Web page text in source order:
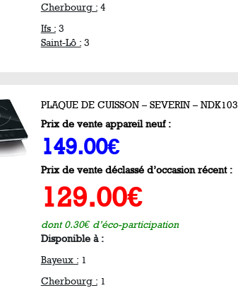
Cherbourg :4
Ifs :3
Saint-Lô :3
PLAQUE DE CUISSON – SEVERIN –
Prix de vente appareil neuf :
149.00€
Prix de vente déclassé d’occasion récent :
129.00€
dont 0.30€ d’éco-participation
Disponible à :
Bayeux :1
Cherbourg :1